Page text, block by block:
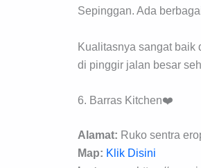
Sepinggan. Ada
Kualitasnya sangat
di pinggir jalan besar
6. Barras Kitchen❤️
Alamat: Ruko sentra
Map: Klik Disini